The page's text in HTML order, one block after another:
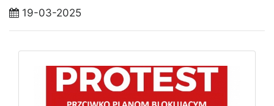
19-03-2025